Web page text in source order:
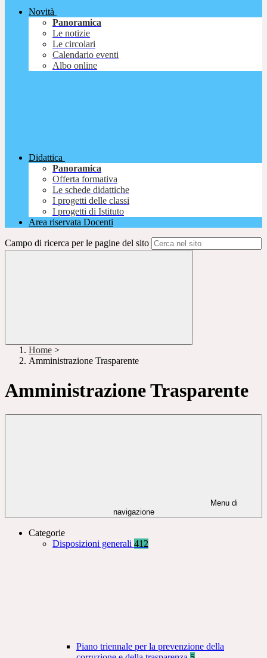
Novità
Panoramica
Le notizie
Le circolari
Calendario eventi
Albo online
Didattica
Panoramica
Offerta formativa
Le schede didattiche
I progetti delle classi
I progetti di Istituto
Area riservata Docenti
Campo di ricerca per le pagine del sito
Home >
Amministrazione Trasparente
Amministrazione Trasparente
Menu di
navigazione
Categorie
Disposizioni generali 412
Piano triennale per la prevenzione della